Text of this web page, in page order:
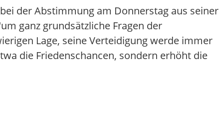
der Abstimmung am Donnerstag aus seiner
ganz grundsätzliche Fragen der
Lage, seine Verteidigung werde immer
die Friedenschancen, sondern erhöht die